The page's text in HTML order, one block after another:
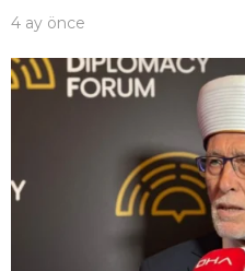
4 ay önce